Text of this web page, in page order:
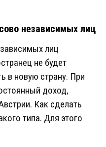
независимых лиц
лиц
не будет
в новую страну. При
доход,
Как сделать
типа. Для этого